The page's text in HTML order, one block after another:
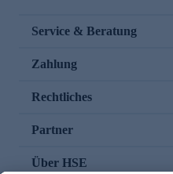
Service & Beratung
Zahlung
Rechtliches
Partner
Über HSE